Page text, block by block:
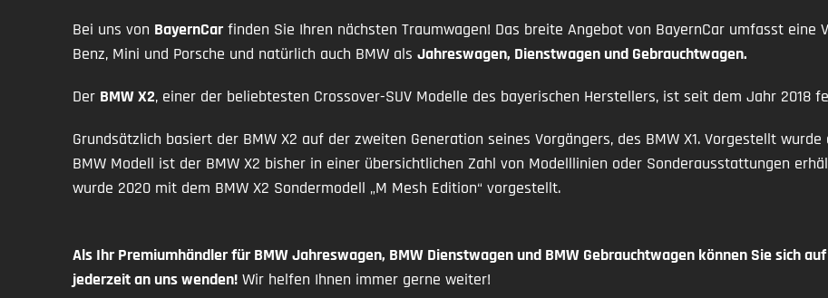
Bei uns von BayernCar finden Sie Ihren nächsten Traumwagen! Das breite Angebot von BayernCar umfasst eine
Benz, Mini und Porsche und natürlich auch BMW als Jahreswagen, Dienstwagen und Gebrauchtwagen.
Der BMW X2, einer der beliebtesten Crossover-SUV Modelle des bayerischen Herstellers, ist seit dem Jahr 2018
Grundsätzlich basiert der BMW X2 auf der zweiten Generation seines Vorgängers, des BMW X1. Vorgestellt
BMW Modell ist der BMW X2 bisher in einer übersichtlichen Zahl von Modelllinien oder Sonderausstattungen
wurde 2020 mit dem BMW X2 Sondermodell „M Mesh Edition“ vorgestellt.
Als Ihr Premiumhändler für BMW Jahreswagen, BMW Dienstwagen und BMW Gebrauchtwagen können Sie sich
jederzeit an uns wenden! Wir helfen Ihnen immer gerne weiter!